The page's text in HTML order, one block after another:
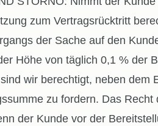
zum Vertragsrücktritt
der Sache auf den
Höhe von täglich 0,1 % der
wir berechtigt, neben
zu fordern. Das
der Kunde vor der